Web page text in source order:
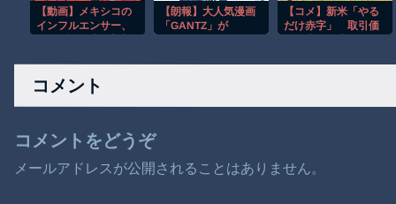
【動画】メキシコの
インフルエンサー、
【朗報】大人気漫画
「GANTZ」が
ｗ
【コメ】新米「やる
だけ赤字」 取引価
生産コストは上昇
コメント
コメントをどうぞ
メールアドレスが公開されることはありません。